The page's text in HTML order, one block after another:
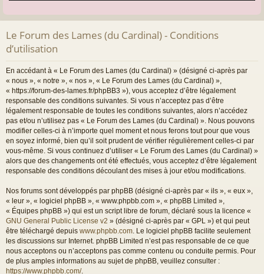
Le Forum des Lames (du Cardinal) - Conditions
d’utilisation
En accédant à « Le Forum des Lames (du Cardinal) » (désigné ci-après par
« nous », « notre », « nos », « Le Forum des Lames (du Cardinal) »,
« https://forum-des-lames.fr/phpBB3 »), vous acceptez d’être légalement
responsable des conditions suivantes. Si vous n’acceptez pas d’être
légalement responsable de toutes les conditions suivantes, alors n’accédez
pas et/ou n’utilisez pas « Le Forum des Lames (du Cardinal) ». Nous pouvons
modifier celles-ci à n’importe quel moment et nous ferons tout pour que vous
en soyez informé, bien qu’il soit prudent de vérifier régulièrement celles-ci par
vous-même. Si vous continuez d’utiliser « Le Forum des Lames (du Cardinal) »
alors que des changements ont été effectués, vous acceptez d’être légalement
responsable des conditions découlant des mises à jour et/ou modifications.
Nos forums sont développés par phpBB (désigné ci-après par « ils », « eux »,
« leur », « logiciel phpBB », « www.phpbb.com », « phpBB Limited »,
« Équipes phpBB ») qui est un script libre de forum, déclaré sous la licence «
GNU General Public License v2 » (désigné ci-après par « GPL ») et qui peut
être téléchargé depuis www.phpbb.com. Le logiciel phpBB facilite seulement
les discussions sur Internet. phpBB Limited n’est pas responsable de ce que
nous acceptons ou n’acceptons pas comme contenu ou conduite permis. Pour
de plus amples informations au sujet de phpBB, veuillez consulter :
https://www.phpbb.com/.